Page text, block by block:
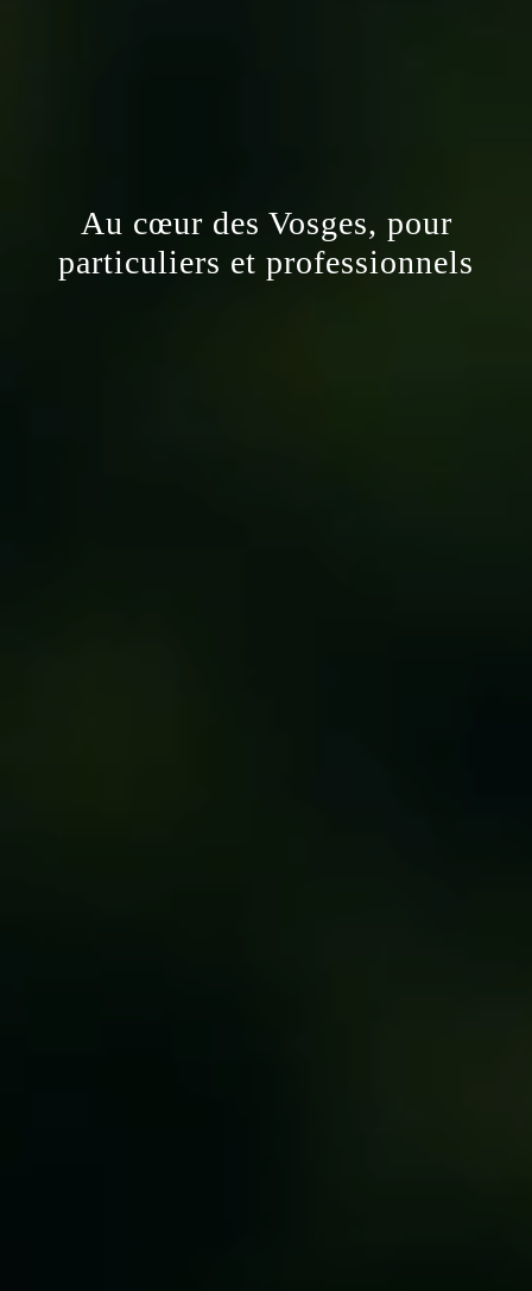
Au cœur des Vosges, pour
particuliers et professionnels